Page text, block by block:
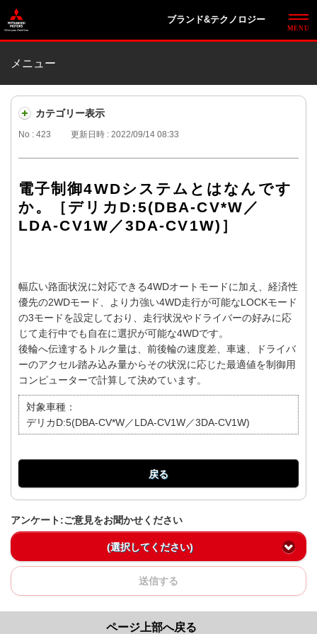
ブランド&テクノロジー
メニュー
カテゴリー表示
No : 423 更新日時 : 2022/09/14 08:33
電子制御4WDシステムとはなんです
か。［デリカD:5(DBA-CV*W／
LDA-CV1W／3DA-CV1W)］
幅広い路面状況に対応できる4WDオートモードに加え、経済性
優先の2WDモード、より力強い4WD走行が可能なLOCKモード
の3モードを設定しており、走行状況やドライバーの好みに応
じて走行中でも自在に選択が可能な4WDです。
後輪へ伝達するトルク量は、前後輪の速度差、車速、ドライバ
ーのアクセル踏み込み量からその状況に応じた最適値を制御用
コンピューターで計算して決めています。
対象車種：
デリカD:5(DBA-CV*W／LDA-CV1W／3DA-CV1W)
戻る
アンケート:ご意見をお聞かせください
(選択してください)
送信する
ページ上部へ戻る